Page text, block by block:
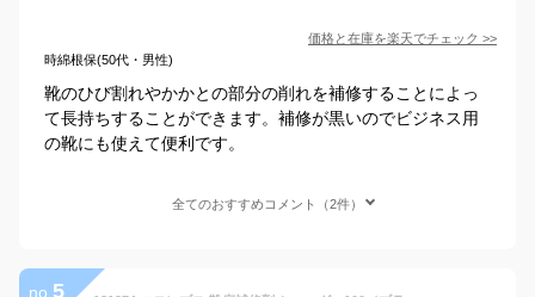
価格と在庫を楽天でチェック >>
時綿根保(50代・男性)
靴のひび割れやかかとの部分の削れを補修することによっ
て長持ちすることができます。補修が黒いのでビジネス用
の靴にも使えて便利です。
全てのおすすめコメント（2件）
no. 5